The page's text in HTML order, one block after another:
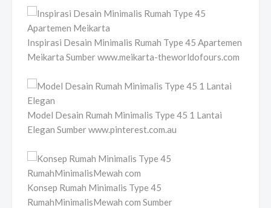
Inspirasi Desain Minimalis Rumah Type 45 Apartemen
Meikarta Sumber www.meikarta-theworldofours.com
Model Desain Rumah Minimalis Type 45 1 Lantai
Elegan Sumber www.pinterest.com.au
Konsep Rumah Minimalis Type 45
RumahMinimalisMewah com Sumber